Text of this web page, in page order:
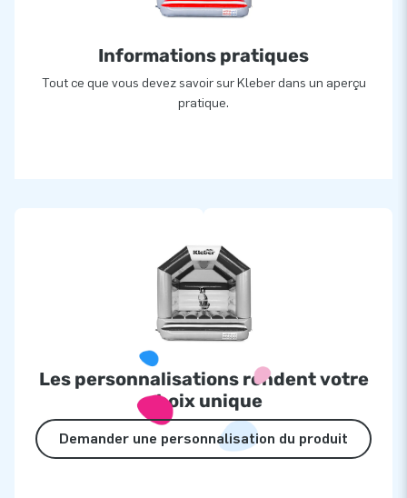
Informations pratiques
Tout ce que vous devez savoir sur Kleber dans un aperçu
pratique.
Les personnalisations rendent votre
choix unique
Demander une personnalisation du produit